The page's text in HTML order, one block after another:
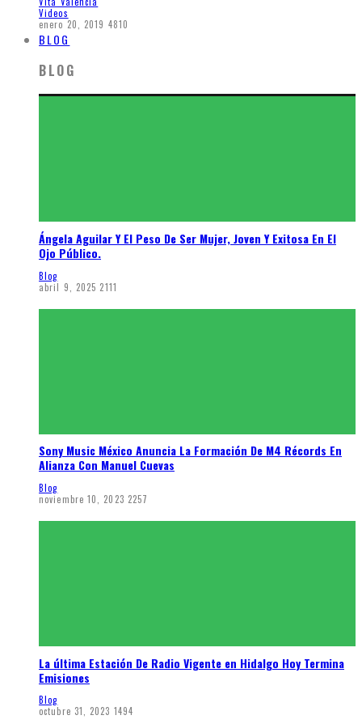
Videos
enero 20, 2019 4810
BLOG
BLOG
Ángela Aguilar Y El Peso De Ser Mujer, Joven Y Exitosa En El
Ojo Público.
Blog
abril 9, 2025 2111
Sony Music México Anuncia La Formación De M4 Récords En
Alianza Con Manuel Cuevas
Blog
noviembre 10, 2023 2257
La última Estación De Radio Vigente en Hidalgo Hoy Termina
Emisiones
Blog
octubre 31, 2023 1494